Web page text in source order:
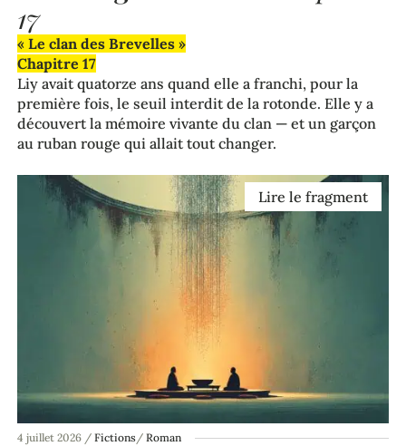
17
4 juillet 2026 / Fictions/ Roman
« Le clan des Brevelles »
Chapitre 17
Liy avait quatorze ans quand elle a franchi, pour la
première fois, le seuil interdit de la rotonde. Elle y a
découvert la mémoire vivante du clan — et un garçon
au ruban rouge qui allait tout changer.
Lire le fragment